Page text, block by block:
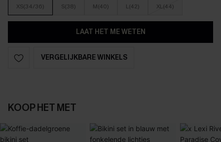
XS(34/36) S(38) M(40) L(42) XL(44)
LAAT HET ME WETEN
VERGELIJKBARE WINKELS
KOOP HET MET